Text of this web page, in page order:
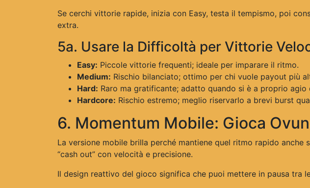
Se cerchi vittorie rapide, inizia con Easy, testa il tempismo, poi
extra.
5a. Usare la Difficoltà per Vittorie
Easy: Piccole vittorie frequenti; ideale per imparare il ritmo.
Medium: Rischio bilanciato; ottimo per chi vuole payout più
Hard: Raro ma gratificante; adatto quando si è a proprio
Hardcore: Rischio estremo; meglio riservarlo a brevi burst
6. Momentum Mobile: Gioca
La versione mobile brilla perché mantiene quel ritmo rapido
“cash out” con velocità e precisione.
Il design reattivo del gioco significa che puoi mettere in pausa